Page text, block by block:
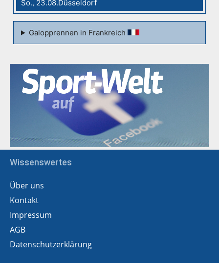
So., 23.08.Düsseldorf
Galopprennen in Frankreich
Wissenswertes
Über uns
Kontakt
Impressum
AGB
Datenschutzerklärung